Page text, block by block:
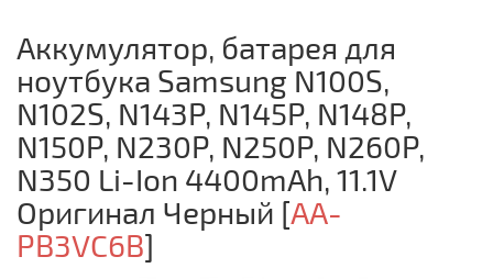
Аккумулятор, батарея для
ноутбука Samsung N100S,
N102S, N143P, N145P, N148P,
N150P, N230P, N250P, N260P,
N350 Li-Ion 4400mAh, 11.1V
Оригинал Черный [AA-
PB3VC6B]